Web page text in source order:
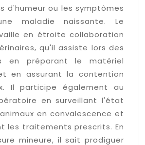
d'humeur ou les symptômes
maladie naissante. Le
en étroite collaboration
qu'il assiste lors des
en préparant le matériel
en assurant la contention
Il participe également au
en surveillant l'état
en convalescence et
les traitements prescrits. En
mineure, il sait prodiguer